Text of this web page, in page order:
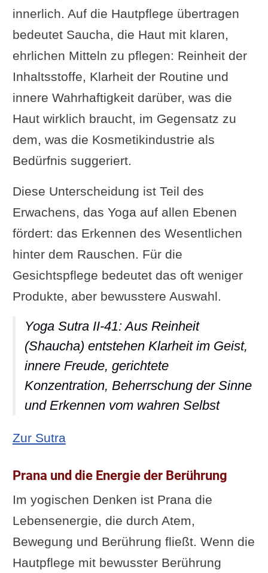
innerlich. Auf die Hautpflege übertragen
bedeutet Saucha, die Haut mit klaren,
ehrlichen Mitteln zu pflegen: Reinheit der
Inhaltsstoffe, Klarheit der Routine und
innere Wahrhaftigkeit darüber, was die
Haut wirklich braucht, im Gegensatz zu
dem, was die Kosmetikindustrie als
Bedürfnis suggeriert.
Diese Unterscheidung ist Teil des
Erwachens, das Yoga auf allen Ebenen
fördert: das Erkennen des Wesentlichen
hinter dem Rauschen. Für die
Gesichtspflege bedeutet das oft weniger
Produkte, aber bewusstere Auswahl.
Yoga Sutra II-41: Aus Reinheit
(Shaucha) entstehen Klarheit im Geist,
innere Freude, gerichtete
Konzentration, Beherrschung der Sinne
und Erkennen vom wahren Selbst
Zur Sutra
Prana und die Energie der Berührung
Im yogischen Denken ist Prana die
Lebensenergie, die durch Atem,
Bewegung und Berührung fließt. Wenn die
Hautpflege mit bewusster Berührung